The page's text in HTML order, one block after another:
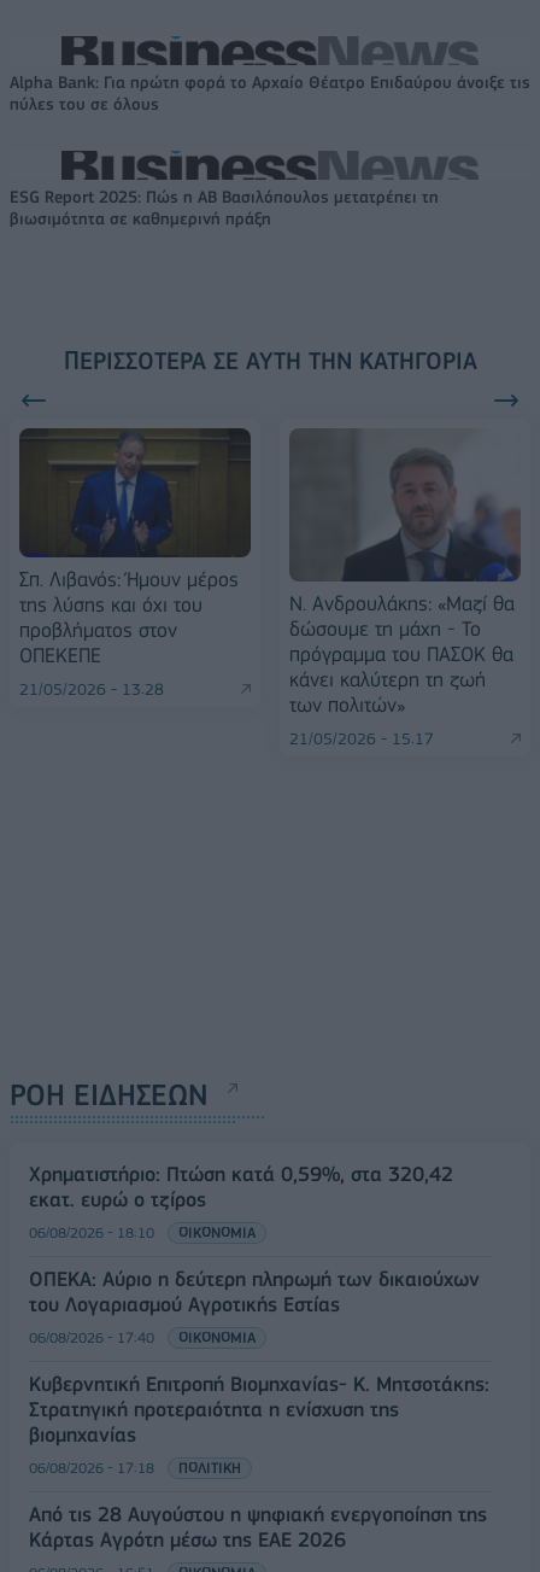
Alpha Bank: Για πρώτη φορά το Αρχαίο Θέατρο Επιδαύρου άνοιξε τις
πύλες του σε όλους
ESG Report 2025: Πώς η ΑΒ Βασιλόπουλος μετατρέπει τη
βιωσιμότητα σε καθημερινή πράξη
ΠΕΡΙΣΣΌΤΕΡΑ ΣΕ ΑΥΤΉ ΤΗΝ ΚΑΤΗΓΟΡΊΑ
Σπ. Λιβανός: Ήμουν μέρος
της λύσης και όχι του
προβλήματος στον
ΟΠΕΚΕΠΕ
21/05/2026 - 13:28
Ν. Ανδρουλάκης: «Μαζί θα
δώσουμε τη μάχη - Το
πρόγραμμα του ΠΑΣΟΚ θα
κάνει καλύτερη τη ζωή
των πολιτών»
21/05/2026 - 15:17
ΡΟΗ ΕΙΔΗΣΕΩΝ
Χρηματιστήριο: Πτώση κατά 0,59%, στα 320,42
εκατ. ευρώ ο τζίρος
06/08/2026 - 18:10 ΟΙΚΟΝΟΜΙΑ
ΟΠΕΚΑ: Αύριο η δεύτερη πληρωμή των δικαιούχων
του Λογαριασμού Αγροτικής Εστίας
06/08/2026 - 17:40 ΟΙΚΟΝΟΜΙΑ
Κυβερνητική Επιτροπή Βιομηχανίας- Κ. Μητσοτάκης:
Στρατηγική προτεραιότητα η ενίσχυση της
βιομηχανίας
06/08/2026 - 17:18 ΠΟΛΙΤΙΚΗ
Από τις 28 Αυγούστου η ψηφιακή ενεργοποίηση της
Κάρτας Αγρότη μέσω της ΕΑΕ 2026